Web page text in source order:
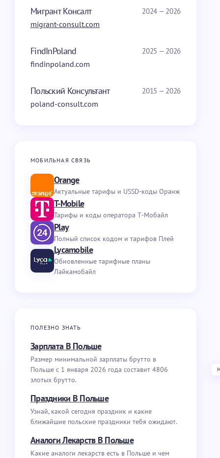
Мигрант Консалт 2024 — 2026
migrant-consult.com
FindInPoland 2025 — 2026
findinpoland.com
Польский Консультант 2015 — 2026
poland-consult.com
МОБИЛЬНАЯ СВЯЗЬ
Orange
Актуальные тарифы и USSD-коды Оранж
T-Mobile
Тарифы и коды оператора Т-Мобайл
Play
Полный список кодом и тарифов Плей
Lycamobile
Обновленные тарифные планы
Лайкамобайл
ПОЛЕЗНО ЗНАТЬ
Зарплата В Польше
Размер минимальной зарплаты брутто в
Польше с 1 января 2026 года составит 4806
злотых брутто.
Праздники В Польше
Узнай, какой сегодня праздник и какие
ближайшие польские праздники тебя ожидают.
Аналоги Лекарств В Польше
Какие аналоги лекарств есть в Польше и чем